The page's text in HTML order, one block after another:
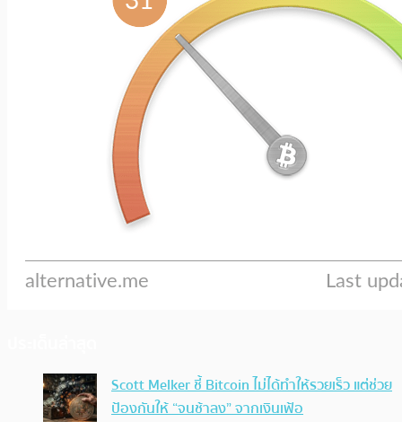
Scott Melker ชี้ Bitcoin ไม่ได้ทำให้รวยเร็ว แต่ช่วย
ป้องกันให้ “จนช้าลง” จากเงินเฟ้อ